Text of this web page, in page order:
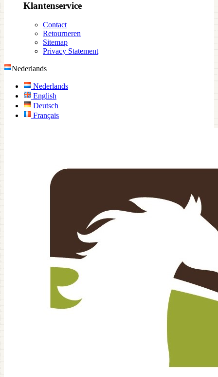
Klantenservice
Contact
Retourneren
Sitemap
Privacy Statement
Nederlands
Nederlands
English
Deutsch
Français